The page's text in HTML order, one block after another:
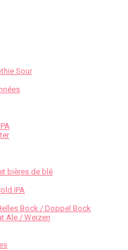
Sour
bières de blé
IPA
Bock / Doppel Bock
Ale / Weizen